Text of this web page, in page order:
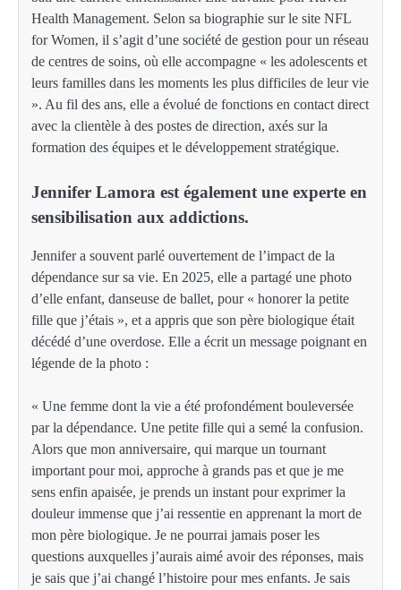
Health Management. Selon sa biographie sur le site NFL
for Women, il s’agit d’une société de gestion pour un réseau
de centres de soins, où elle accompagne « les adolescents et
leurs familles dans les moments les plus difficiles de leur vie
». Au fil des ans, elle a évolué de fonctions en contact direct
avec la clientèle à des postes de direction, axés sur la
formation des équipes et le développement stratégique.
Jennifer Lamora est également une experte en
sensibilisation aux addictions.
Jennifer a souvent parlé ouvertement de l’impact de la
dépendance sur sa vie. En 2025, elle a partagé une photo
d’elle enfant, danseuse de ballet, pour « honorer la petite
fille que j’étais », et a appris que son père biologique était
décédé d’une overdose. Elle a écrit un message poignant en
légende de la photo :
« Une femme dont la vie a été profondément bouleversée
par la dépendance. Une petite fille qui a semé la confusion.
Alors que mon anniversaire, qui marque un tournant
important pour moi, approche à grands pas et que je me
sens enfin apaisée, je prends un instant pour exprimer la
douleur immense que j’ai ressentie en apprenant la mort de
mon père biologique. Je ne pourrai jamais poser les
questions auxquelles j’aurais aimé avoir des réponses, mais
je sais que j’ai changé l’histoire pour mes enfants. Je sais